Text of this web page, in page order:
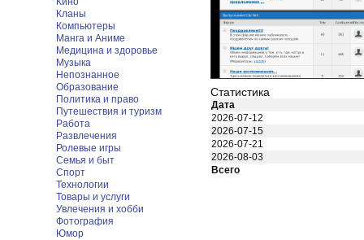
Кланы
Компьютеры
Манга и Аниме
Медицина и здоровье
Музыка
Непознанное
Образование
Политика и право
Путешествия и туризм
Работа
Развлечения
Ролевые игры
Семья и быт
Спорт
Технологии
Товары и услуги
Увлечения и хобби
Фотография
Юмор
Статистика
Дата
2026-07-12
2026-07-15
2026-07-21
2026-08-03
Всего